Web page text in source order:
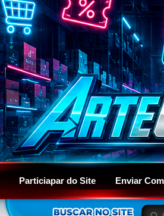
Particiapar do Site Enviar